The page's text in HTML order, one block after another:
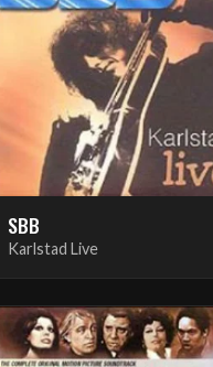
SBB
Karlstad Live